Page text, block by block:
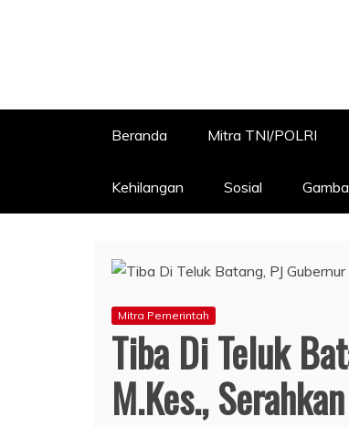
Beranda Mitra TNI/POLRI
Kehilangan Sosial
Mitra Pemerintah
Tiba Di Teluk
M.Kes.,